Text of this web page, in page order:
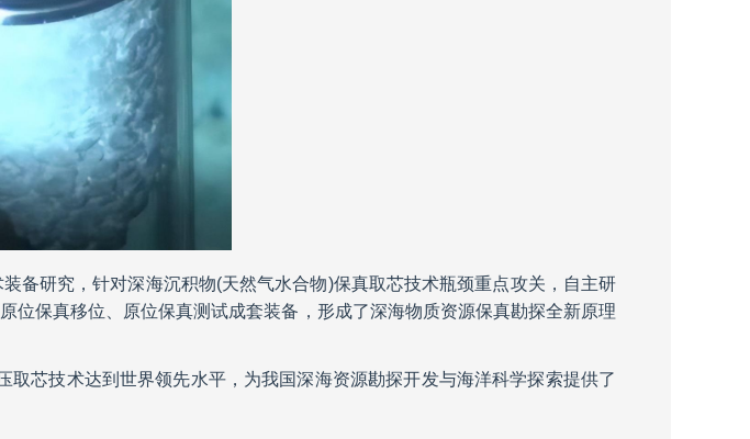
备研究，针对深海沉积物(天然气水合物)保真取芯技术瓶颈重点攻关，自主研
位保真移位、原位保真测试成套装备，形成了深海物质资源保真勘探全新原理
芯技术达到世界领先水平，为我国深海资源勘探开发与海洋科学探索提供了